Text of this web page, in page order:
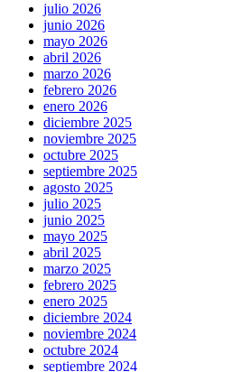
julio 2026
junio 2026
mayo 2026
abril 2026
marzo 2026
febrero 2026
enero 2026
diciembre 2025
noviembre 2025
octubre 2025
septiembre 2025
agosto 2025
julio 2025
junio 2025
mayo 2025
abril 2025
marzo 2025
febrero 2025
enero 2025
diciembre 2024
noviembre 2024
octubre 2024
septiembre 2024